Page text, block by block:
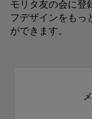
モリタ友の会に登
フデザインをもっ
ができます。